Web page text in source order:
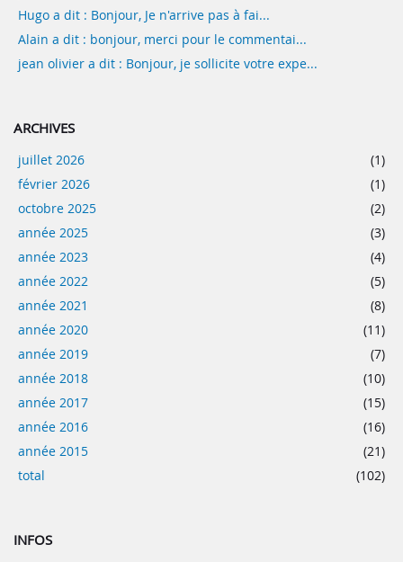
Hugo a dit : Bonjour, Je n'arrive pas à fai...
Alain a dit : bonjour, merci pour le commentai...
jean olivier a dit : Bonjour, je sollicite votre expe...
ARCHIVES
juillet 2026
(1)
février 2026
(1)
octobre 2025
(2)
année 2025
(3)
année 2023
(4)
année 2022
(5)
année 2021
(8)
année 2020
(11)
année 2019
(7)
année 2018
(10)
année 2017
(15)
année 2016
(16)
année 2015
(21)
total
(102)
INFOS